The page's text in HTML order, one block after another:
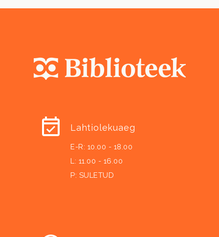
Lahtiolekuaeg
E-R: 10.00 - 18.00
L: 11.00 - 16.00
P: SULETUD